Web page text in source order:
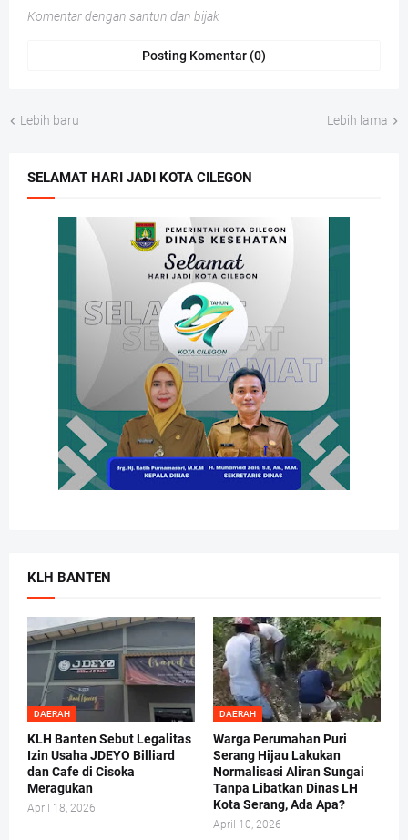
Komentar dengan santun dan bijak
Posting Komentar (0)
Lebih baru Lebih lama
SELAMAT HARI JADI KOTA CILEGON
KLH BANTEN
DAERAH
KLH Banten Sebut Legalitas
Izin Usaha JDEYO Billiard
dan Cafe di Cisoka
Meragukan
April 18, 2026
DAERAH
Warga Perumahan Puri
Serang Hijau Lakukan
Normalisasi Aliran Sungai
Tanpa Libatkan Dinas LH
Kota Serang, Ada Apa?
April 10, 2026